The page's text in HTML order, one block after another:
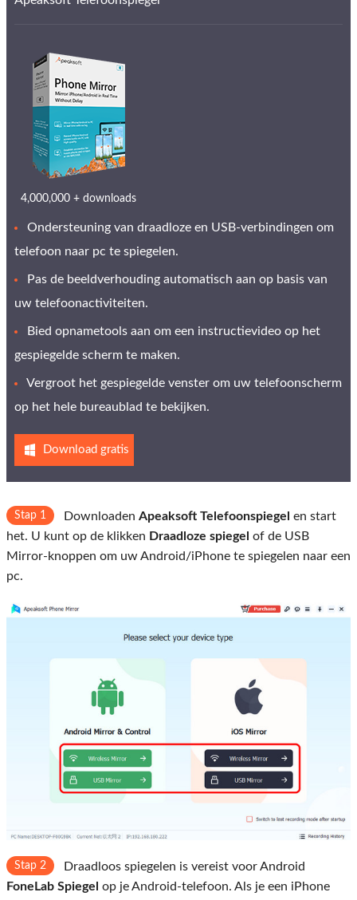
4,000,000 + downloads
Ondersteuning van draadloze en USB-verbindingen om
telefoon naar pc te spiegelen.
Pas de beeldverhouding automatisch aan op basis van
uw telefoonactiviteiten.
Bied opnametools aan om een ​​instructievideo op het
gespiegelde scherm te maken.
Vergroot het gespiegelde venster om uw telefoonscherm
op het hele bureaublad te bekijken.
Download gratis
Stap 1 Downloaden Apeaksoft Telefoonspiegel en start
het. U kunt op de klikken Draadloze spiegel of de USB
Mirror-knoppen om uw Android/iPhone te spiegelen naar een
pc.
Stap 2
Draadloos spiegelen is vereist voor Android
FoneLab Spiegel op je Android-telefoon. Als je een iPhone